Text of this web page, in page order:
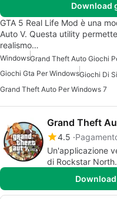
Download
GTA 5 Real Life Mod è una
Auto V. Questa utility
realismo…
WindowsGrand Theft Auto Giochi
Giochi Gta Per WindowsGiochi Di
Grand Theft Auto Per Windows 7
Grand Theft
4.5
Un'applicazione
di Rockstar North.